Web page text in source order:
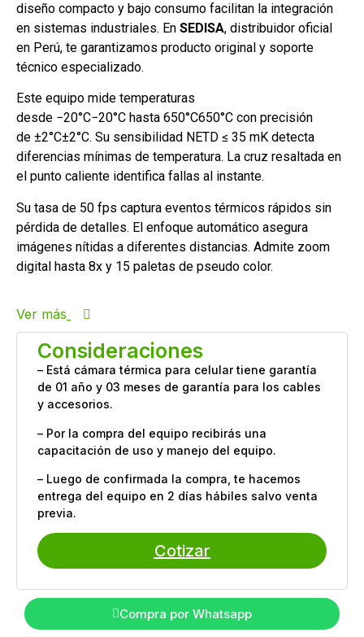
diseño compacto y bajo consumo facilitan la integración
en sistemas industriales. En SEDISA, distribuidor oficial
en Perú, te garantizamos producto original y soporte
técnico especializado.
Este equipo mide temperaturas
desde −20°C−20°C hasta 650°C650°C con precisión
de ±2°C±2°C. Su sensibilidad NETD ≤ 35 mK detecta
diferencias mínimas de temperatura. La cruz resaltada en
el punto caliente identifica fallas al instante.
Su tasa de 50 fps captura eventos térmicos rápidos sin
pérdida de detalles. El enfoque automático asegura
imágenes nítidas a diferentes distancias. Admite zoom
digital hasta 8x y 15 paletas de pseudo color.
Ver más
Consideraciones
– Está cámara térmica para celular tiene garantía
de 01 año y 03 meses de garantía para los cables
y accesorios.
– Por la compra del equipo recibirás una
capacitación de uso y manejo del equipo.
– Luego de confirmada la compra, te hacemos
entrega del equipo en 2 días hábiles salvo venta
previa.
Cotizar
Compra por Whatsapp